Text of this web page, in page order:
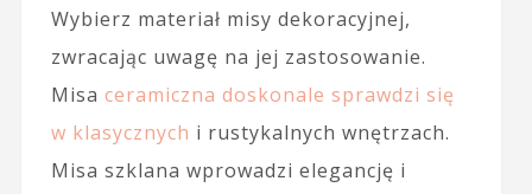
Wybierz materiał misy dekoracyjnej,
zwracając uwagę na jej zastosowanie.
Misa ceramiczna doskonale sprawdzi się
w klasycznych i rustykalnych wnętrzach.
Misa szklana wprowadzi elegancję i